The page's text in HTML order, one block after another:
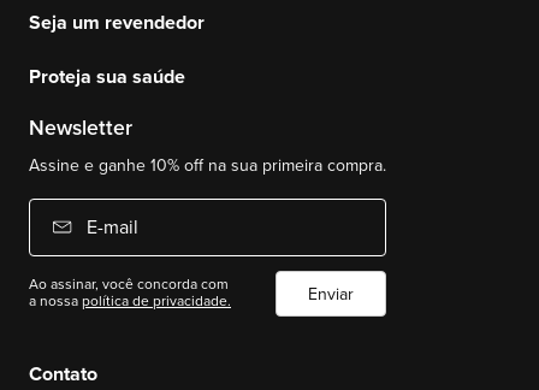
Contato
Seja um revendedor
Proteja sua saúde
Newsletter
Assine e ganhe 10% off na sua primeira compra.
E-mail
Ao assinar, você concorda com
a nossapolítica de privacidade. Enviar